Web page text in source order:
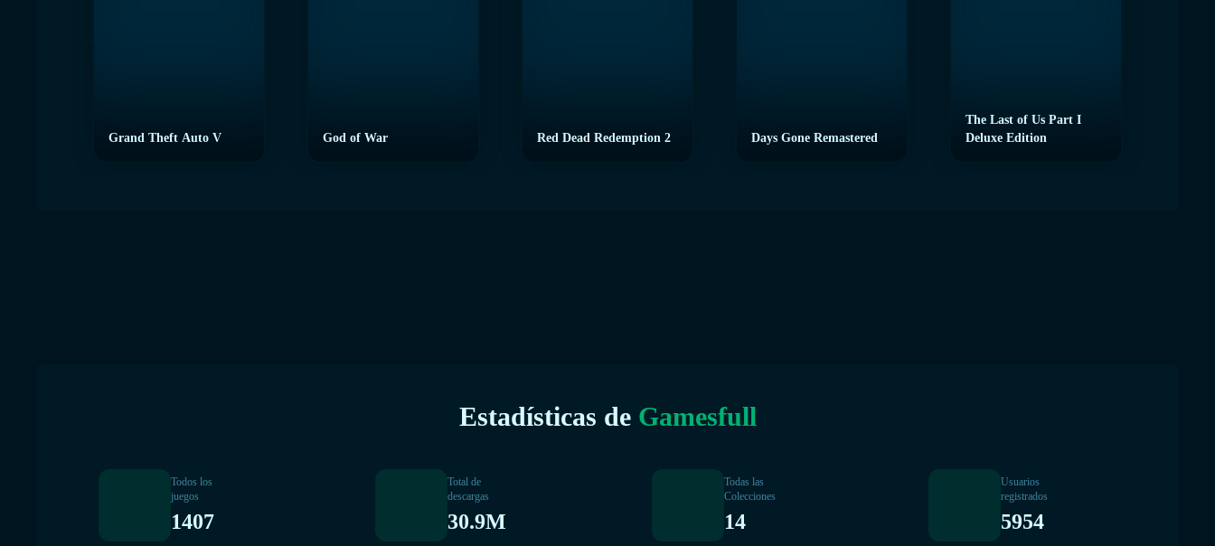
Grand Theft Auto V God of War Red Dead Redemption 2 Days Gone Remastered
The Last of Us Part I
Deluxe Edition
Estadísticas de Gamesfull
Todos los
juegos
1407
Total de
descargas
30.9M
Todas las
Colecciones
14
Usuarios
registrados
5954